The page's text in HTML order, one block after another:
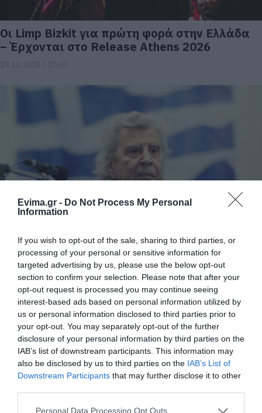
Evima.gr - Do Not Process My Personal
Information
If you wish to opt-out of the sale, sharing to third parties, or
processing of your personal or sensitive information for
targeted advertising by us, please use the below opt-out
section to confirm your selection. Please note that after your
opt-out request is processed you may continue seeing
interest-based ads based on personal information utilized by
us or personal information disclosed to third parties prior to
your opt-out. You may separately opt-out of the further
disclosure of your personal information by third parties on the
IAB’s list of downstream participants. This information may
also be disclosed by us to third parties on the IAB’s List of
Downstream Participants that may further disclose it to other
Please note that this website/app uses one or more Google
Personal Data Processing Opt Outs
Οι Limp Bizkit για πρώτη φορά στην Ελλάδα
– Έρχονται στο Release Athens 2026
Εκδήλωση για την Μίκη Θεοδωράκη στην
22.10.2025 | 18:00
Εύβοια: Έκλαψε από χαρά η Μαρία –
Στυλιανή! Ο ιερέας που τραγούδησε για την